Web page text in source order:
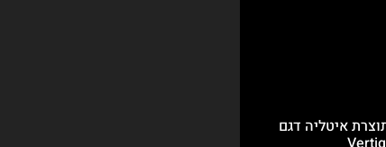
איטליה דגם